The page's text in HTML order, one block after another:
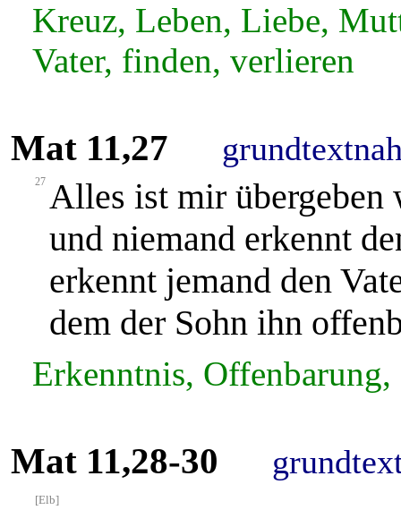
Kreuz, Leben, Liebe,
Vater, finden, verlieren
Mat 11,27
27 Alles ist mir übergeben
und niemand erkennt
erkennt jemand den
dem der Sohn ihn
Erkenntnis, Offenbarung,
Mat 11,28-30
[Elb]